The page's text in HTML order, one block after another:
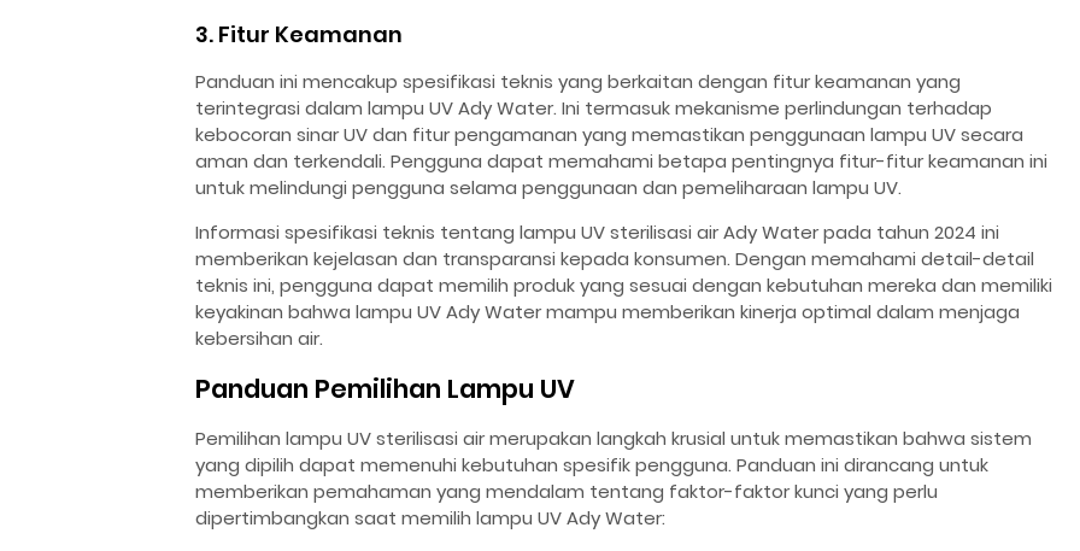
3. Fitur Keamanan
Panduan ini mencakup spesifikasi teknis yang berkaitan dengan fitur keamanan yang
terintegrasi dalam lampu UV Ady Water. Ini termasuk mekanisme perlindungan terhadap
kebocoran sinar UV dan fitur pengamanan yang memastikan penggunaan lampu UV secara
aman dan terkendali. Pengguna dapat memahami betapa pentingnya fitur-fitur keamanan ini
untuk melindungi pengguna selama penggunaan dan pemeliharaan lampu UV.
Informasi spesifikasi teknis tentang lampu UV sterilisasi air Ady Water pada tahun 2024 ini
memberikan kejelasan dan transparansi kepada konsumen. Dengan memahami detail-detail
teknis ini, pengguna dapat memilih produk yang sesuai dengan kebutuhan mereka dan memiliki
keyakinan bahwa lampu UV Ady Water mampu memberikan kinerja optimal dalam menjaga
kebersihan air.
Panduan Pemilihan Lampu UV
Pemilihan lampu UV sterilisasi air merupakan langkah krusial untuk memastikan bahwa sistem
yang dipilih dapat memenuhi kebutuhan spesifik pengguna. Panduan ini dirancang untuk
memberikan pemahaman yang mendalam tentang faktor-faktor kunci yang perlu
dipertimbangkan saat memilih lampu UV Ady Water: